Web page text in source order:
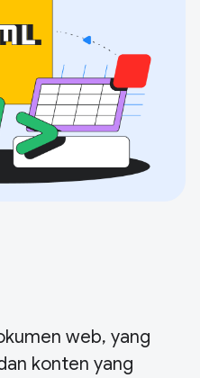
web, yang
konten yang